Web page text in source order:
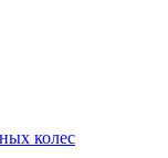
колес